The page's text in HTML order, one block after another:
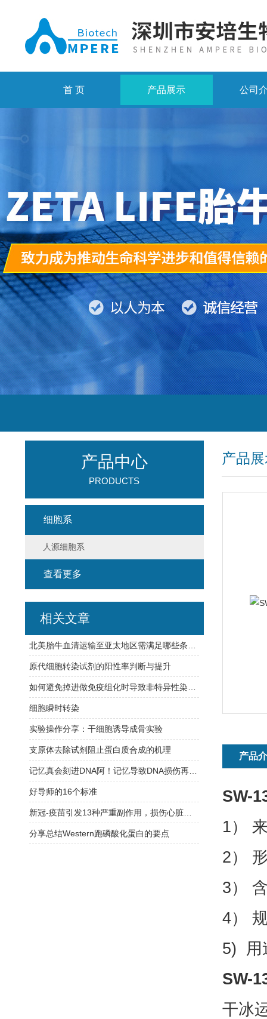
首 页 产品展示 公司
产品
产品
SW-
1）
2）
3）
4）
5) 用
SW-
干冰
产品中心
PRODUCTS
细胞系
人源细胞系
查看更多
相关文章
原代细胞转染试剂的阳性率判断与提升
细胞瞬时转染
实验操作分享：干细胞诱导成骨实验
支原体去除试剂阻止蛋白质合成的机理
好导师的16个标准
分享总结Western跑磷酸化蛋白的要点